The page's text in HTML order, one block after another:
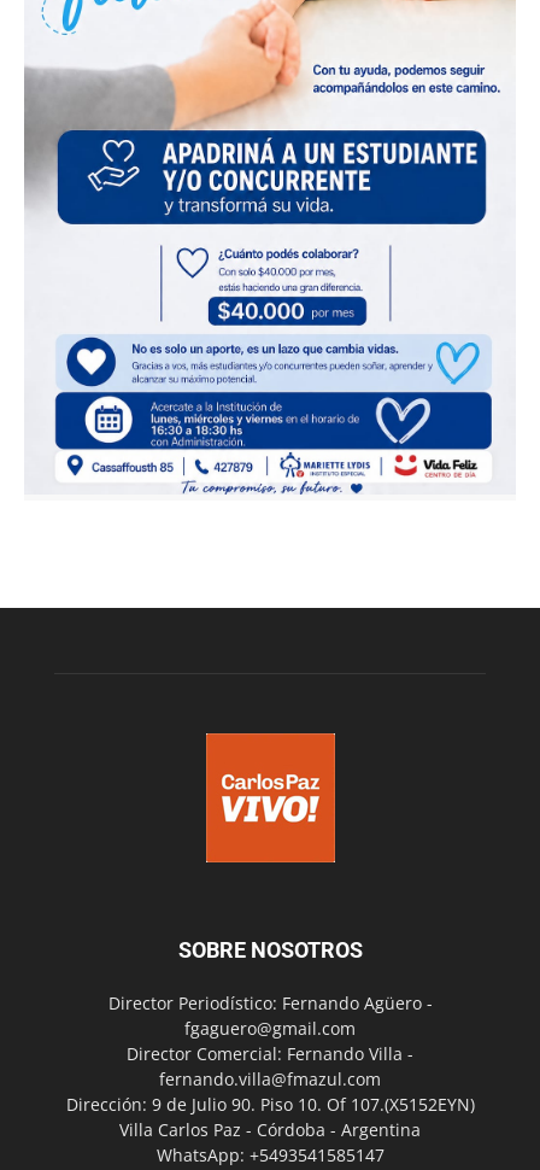
SOBRE NOSOTROS
Director Periodístico: Fernando Agüero -
fgaguero@gmail.com
Director Comercial: Fernando Villa -
fernando.villa@fmazul.com
Dirección: 9 de Julio 90. Piso 10. Of 107.(X5152EYN)
Villa Carlos Paz - Córdoba - Argentina
WhatsApp: +5493541585147